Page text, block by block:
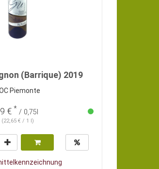
(Barrique) 2019
Piemonte
€ * / 0,75l
(22,65 € / 1 l)